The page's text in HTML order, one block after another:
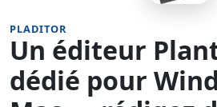
PLADITOR
Un éditeur
dédié pour